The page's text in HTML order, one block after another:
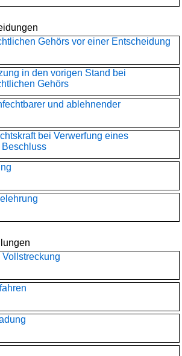
Gehörs vor einer Entscheidung
in den vorigen Stand bei
Gehörs
und ablehnender
bei Verwerfung eines
Beschluss